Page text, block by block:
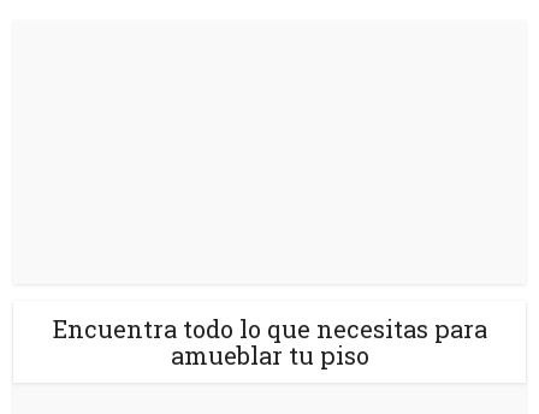
Encuentra todo lo que necesitas para
amueblar tu piso